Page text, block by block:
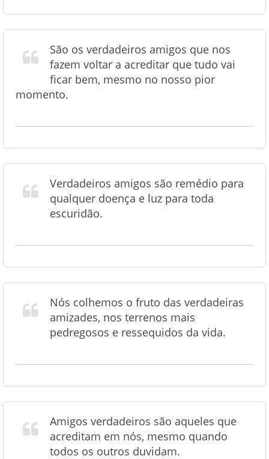
São os verdadeiros amigos que nos
fazem voltar a acreditar que tudo vai
ficar bem, mesmo no nosso pior
momento.
Verdadeiros amigos são remédio para
qualquer doença e luz para toda
escuridão.
Nós colhemos o fruto das verdadeiras
amizades, nos terrenos mais
pedregosos e ressequidos da vida.
Amigos verdadeiros são aqueles que
acreditam em nós, mesmo quando
todos os outros duvidam.